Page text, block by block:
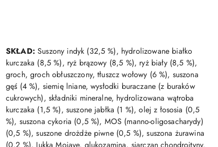
SKŁAD: Suszony indyk (32,5 %), hydrolizowane białko
kurczaka (8,5 %), ryż brązowy (8,5 %), ryż biały (8,5 %),
groch, groch obłuszczony, tłuszcz wołowy (6 %), suszona
gęś (4 %), siemię lniane, wysłodki buraczane (z buraków
cukrowych), składniki mineralne, hydrolizowana wątroba
kurczaka (1,5 %), suszone jabłka (1 %), olej z łososia (0,5
%), suszona cykoria (0,5 %), MOS (manno-oligosacharydy)
(0,5 %), suszone drożdże piwne (0,5 %), suszona żurawina